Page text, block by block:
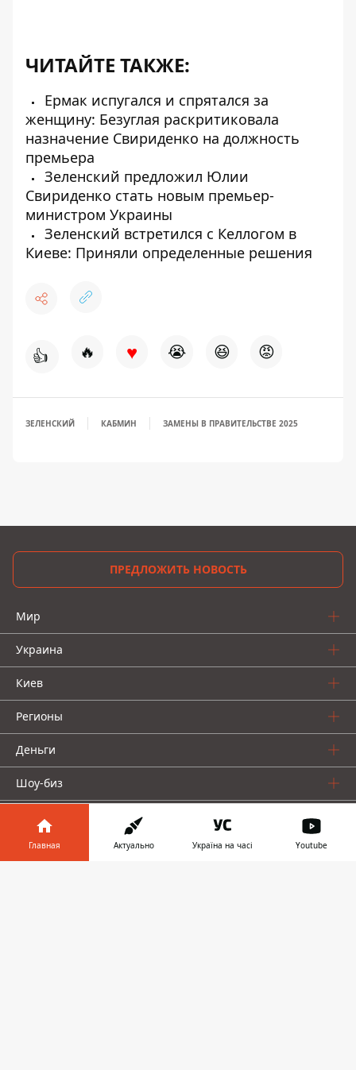
ЧИТАЙТЕ ТАКЖЕ:
Ермак испугался и спрятался за
женщину: Безуглая раскритиковала
назначение Свириденко на должность
премьера
Зеленский предложил Юлии
Свириденко стать новым премьер-
министром Украины
Зеленский встретился с Келлогом в
Киеве: Приняли определенные решения
👍 🔥 ♥ 😭 😆 😡
ЗЕЛЕНСКИЙ КАБМИН ЗАМЕНЫ В ПРАВИТЕЛЬСТВЕ 2025
ПРЕДЛОЖИТЬ НОВОСТЬ
Мир
Украина
Киев
Регионы
Деньги
Шоу-биз
Жизнь
О нас
Главная Актуально Україна на часі Youtube